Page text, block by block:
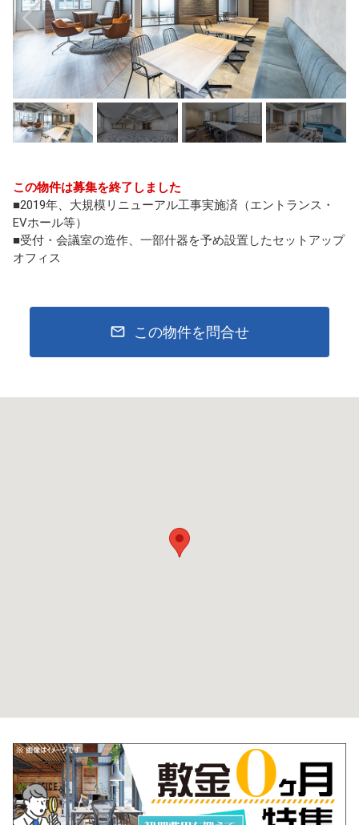
この物件は募集を終了しました
■2019年、大規模リニューアル工事実施済（エントランス・
EVホール等）
■受付・会議室の造作、一部什器を予め設置したセットアップ
オフィス
この物件を問合せ